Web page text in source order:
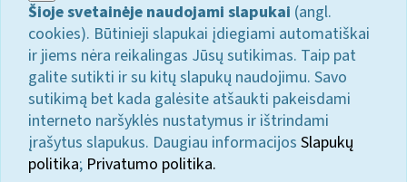
Šioje svetainėje naudojami slapukai (angl.
cookies). Būtinieji slapukai įdiegiami automatiškai
ir jiems nėra reikalingas Jūsų sutikimas. Taip pat
galite sutikti ir su kitų slapukų naudojimu. Savo
sutikimą bet kada galėsite atšaukti pakeisdami
interneto naršyklės nustatymus ir ištrindami
įrašytus slapukus. Daugiau informacijos Slapukų
politika; Privatumo politika.